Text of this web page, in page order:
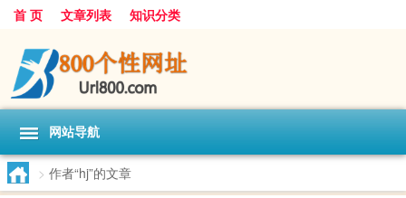
首 页 文章列表 知识分类
网站导航
> 作者“hj”的文章